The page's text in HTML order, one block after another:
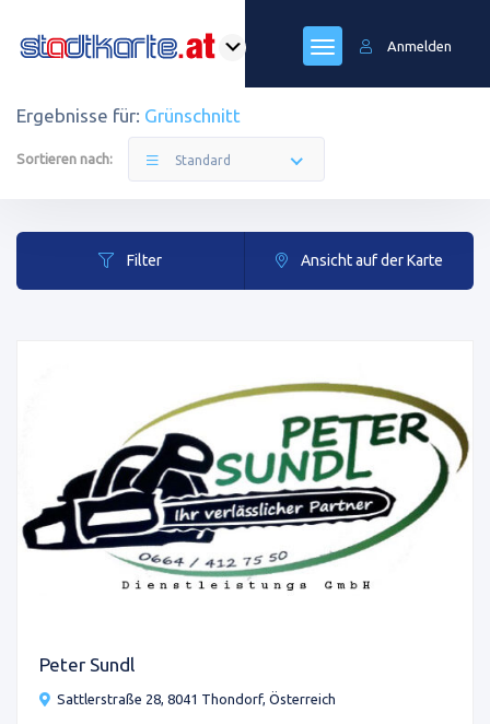
Anmelden
Ergebnisse für: Grünschnitt
Sortieren nach: Standard
Filter Ansicht auf der Karte
Peter Sundl
Sattlerstraße 28, 8041 Thondorf, Österreich